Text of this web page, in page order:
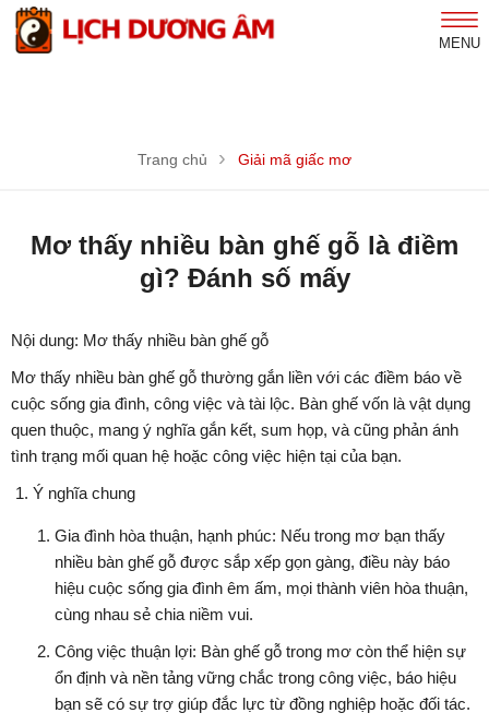
MENU
Trang chủ Giải mã giấc mơ
Mơ thấy nhiều bàn ghế gỗ là điềm
gì? Đánh số mấy
Nội dung: Mơ thấy nhiều bàn ghế gỗ
Mơ thấy nhiều bàn ghế gỗ thường gắn liền với các điềm báo về
cuộc sống gia đình, công việc và tài lộc. Bàn ghế vốn là vật dụng
quen thuộc, mang ý nghĩa gắn kết, sum họp, và cũng phản ánh
tình trạng mối quan hệ hoặc công việc hiện tại của bạn.
Ý nghĩa chung
Gia đình hòa thuận, hạnh phúc: Nếu trong mơ bạn thấy
nhiều bàn ghế gỗ được sắp xếp gọn gàng, điều này báo
hiệu cuộc sống gia đình êm ấm, mọi thành viên hòa thuận,
cùng nhau sẻ chia niềm vui.
Công việc thuận lợi: Bàn ghế gỗ trong mơ còn thể hiện sự
ổn định và nền tảng vững chắc trong công việc, báo hiệu
bạn sẽ có sự trợ giúp đắc lực từ đồng nghiệp hoặc đối tác.